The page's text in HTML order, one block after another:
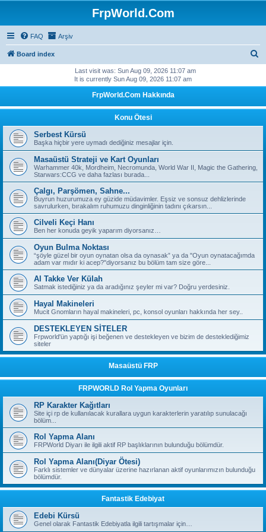
FrpWorld.Com
FAQ Arşiv
Board index
c
h
Last visit was: Sun Aug 09, 2026 11:07 am
It is currently Sun Aug 09, 2026 11:07 am
FrpWorld.Com Hakkında
Konu Ötesi
Serbest Kürsü
Başka hiçbir yere uymadı dediğiniz mesajlar için.
Masaüstü Strateji ve Kart Oyunları
Warhammer 40k, Mordheim, Necromunda, World War II, Magic the Gathering,
Starwars:CCG ve daha fazlası burada...
Çalgı, Parşömen, Sahne...
Buyrun huzurumuza ey güzide müdavimler. Eşsiz ve sonsuz dehlizlerinde
savrulurken, bırakalım ruhumuzu dinginliğinin tadını çıkarsın...
Cilveli Keçi Hanı
Ben her konuda geyik yaparım diyorsanız…
Oyun Bulma Noktası
“şöyle güzel bir oyun oynatan olsa da oynasak” ya da "Oyun oynatacağımda
adam var mıdır ki acep?"diyorsanız bu bölüm tam size göre...
Al Takke Ver Külah
Satmak istediğiniz ya da aradığınız şeyler mi var? Doğru yerdesiniz.
Hayal Makineleri
Mucit Gnomların hayal makineleri, pc, konsol oyunları hakkında her sey..
DESTEKLEYEN SİTELER
Frpworld'ün yaptığı işi beğenen ve destekleyen ve bizim de desteklediğimiz
siteler
Masaüstü FRP
FRPWORLD Rol Yapma Oyunları
RP Karakter Kağıtları
Site içi rp de kullanılacak kurallara uygun karakterlerin yaratılıp sunulacağı
bölüm...
Rol Yapma Alanı
FRPWorld Diyarı ile ilgili aktif RP başlıklarının bulunduğu bölümdür.
Rol Yapma Alanı(Diyar Ötesi)
Farklı sistemler ve dünyalar üzerine hazırlanan aktif oyunlarımızın bulunduğu
bölümdür.
Fantastik Edebiyat
Edebi Kürsü
Genel olarak Fantastik Edebiyatla ilgili tartışmalar için…